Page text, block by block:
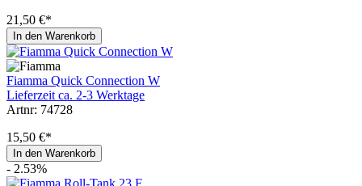
21,50 €*
In den Warenkorb
Fiamma Quick Connection W
Lieferzeit ca. 2-3 Werktage
Artnr: 74728
15,50 €*
In den Warenkorb
- 2.53%